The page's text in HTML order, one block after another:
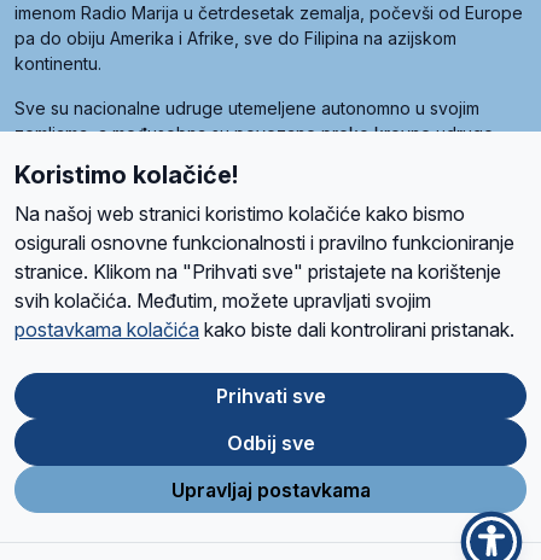
imenom Radio Marija u četrdesetak zemalja, počevši od Europe
pa do obiju Amerika i Afrike, sve do Filipina na azijskom
kontinentu.
Sve su nacionalne udruge utemeljene autonomno u svojim
zemljama, a međusobna su povezane preko krovne udruge
Radio Maria). Svjetsku obitelj utemeljilo je sedam članica, među
kojima je i hrvatska Udruga Radio Marija.
O namaRadio ProgramVolonteriPrijateljiKontaktPravila privatnosti
Ova stranica je zaštićena Google reCAPTCHA sustavom
Store
Google
Play
Koristimo kolačiće!
Na našoj web stranici koristimo kolačiće kako bismo
osigurali osnovne funkcionalnosti i pravilno funkcioniranje
stranice. Klikom na "Prihvati sve" pristajete na korištenje
svih kolačića. Međutim, možete upravljati svojim
postavkama kolačića kako biste dali kontrolirani pristanak.
Prihvati sve
Odbij sve
Upravljaj postavkama